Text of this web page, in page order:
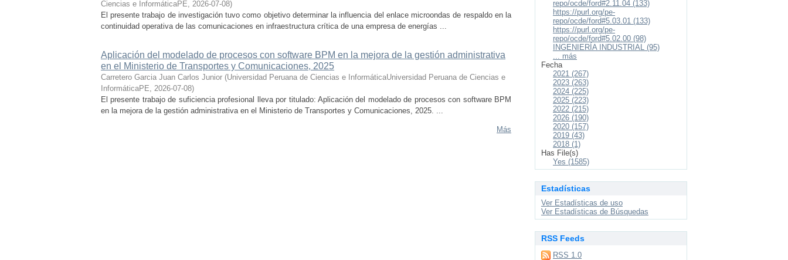
Ciencias e InformáticaPE, 2026-07-08)
El presente trabajo de investigación tuvo como objetivo determinar la influencia del enlace microondas de respaldo en la
continuidad operativa de las comunicaciones en infraestructura crítica de una empresa de energías ...
Aplicación del modelado de procesos con software BPM en la mejora de la gestión administrativa
en el Ministerio de Transportes y Comunicaciones, 2025
Carretero Garcia Juan Carlos Junior (Universidad Peruana de Ciencias e InformáticaUniversidad Peruana de Ciencias e
InformáticaPE, 2026-07-08)
El presente trabajo de suficiencia profesional lleva por titulado: Aplicación del modelado de procesos con software BPM
en la mejora de la gestión administrativa en el Ministerio de Transportes y Comunicaciones, 2025. ...
Más
repo/ocde/ford#2.11.04 (133)
https://purl.org/pe-
repo/ocde/ford#5.03.01 (133)
https://purl.org/pe-
repo/ocde/ford#5.02.00 (98)
INGENIERÍA INDUSTRIAL (95)
... más
Fecha
2021 (267)
2023 (263)
2024 (225)
2025 (223)
2022 (215)
2026 (190)
2020 (157)
2019 (43)
2018 (1)
Has File(s)
Yes (1585)
Estadísticas
Ver Estadísticas de uso
Ver Estadísticas de Búsquedas
RSS Feeds
RSS 1.0